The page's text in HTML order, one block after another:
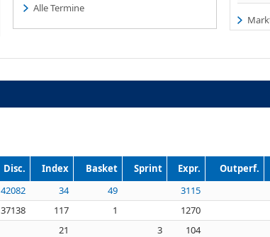
Alle Termine
Disc. Index Basket Sprint Expr. Outperf.
42082 34 49 3115
37138 117 1 1270
21 3
104